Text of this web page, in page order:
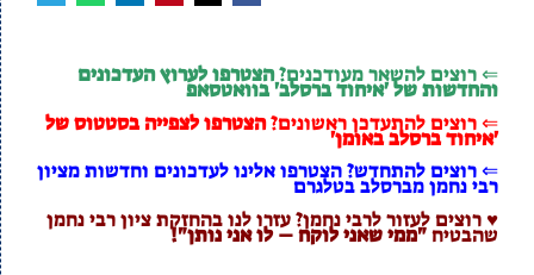
⇐ רוצים להשאר מעודכנים?הצטרפו לערוץ העדכונים
והחדשות של 'איחוד ברסלב' בוואטסאפ
⇐ רוצים להתעדכן ראשונים?הצטרפו לצפייה בסטטוס של
'איחוד ברסלב באומן'
⇐ רוצים להתחדש? הצטרפו אלינו לעדכונים וחדשות מציון
רבי נחמן מברסלב בטלגרם
♥ רוצים לעזור לרבי נחמן? עזרו לנו בהחזקת ציון רבי נחמן
שהבטיח"ממי שאני לוקח – לו אני נותן"!